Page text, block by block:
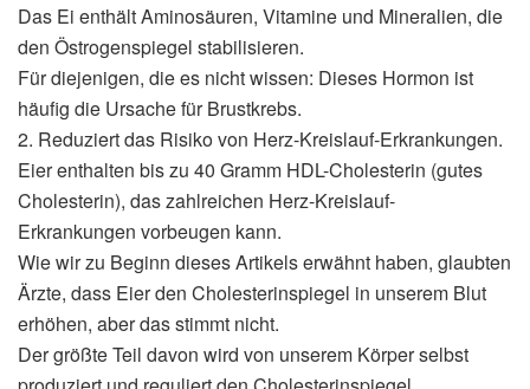
Das Ei enthält Aminosäuren, Vitamine und Mineralien, die
den Östrogenspiegel stabilisieren.
Für diejenigen, die es nicht wissen: Dieses Hormon ist
häufig die Ursache für Brustkrebs.
2. Reduziert das Risiko von Herz-Kreislauf-Erkrankungen.
Eier enthalten bis zu 40 Gramm HDL-Cholesterin (gutes
Cholesterin), das zahlreichen Herz-Kreislauf-
Erkrankungen vorbeugen kann.
Wie wir zu Beginn dieses Artikels erwähnt haben, glaubten
Ärzte, dass Eier den Cholesterinspiegel in unserem Blut
erhöhen, aber das stimmt nicht.
Der größte Teil davon wird von unserem Körper selbst